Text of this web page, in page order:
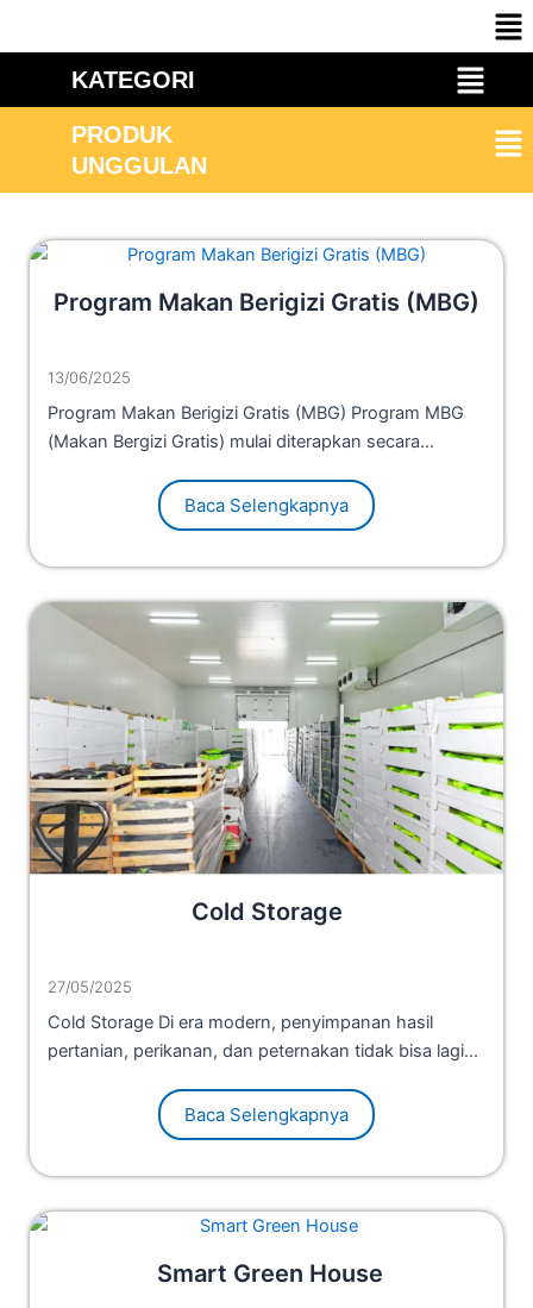
KATEGORI Menu
PRODUK
UNGGULAN
Program Makan Berigizi Gratis (MBG)
13/06/2025
Program Makan Berigizi Gratis (MBG) Program MBG
(Makan Bergizi Gratis) mulai diterapkan secara...
Baca Selengkapnya
Cold Storage
27/05/2025
Cold Storage Di era modern, penyimpanan hasil
pertanian, perikanan, dan peternakan tidak bisa lagi...
Baca Selengkapnya
Smart Green House